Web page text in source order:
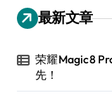
最新文章
荣耀Magic8
先！